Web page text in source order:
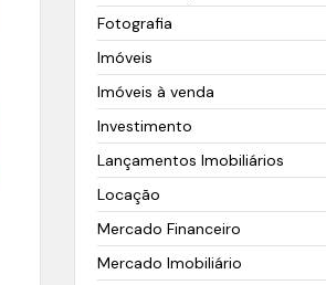
Fotografia
Imóveis
Imóveis à venda
Investimento
Lançamentos Imobiliários
Locação
Mercado Financeiro
Mercado Imobiliário